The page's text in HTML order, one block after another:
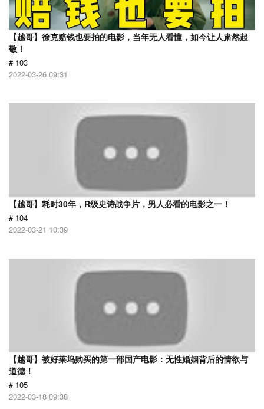
【越哥】徐克赔钱也要拍的电影，当年无人看懂，如今让人肃然起
敬！
# 103
2022-03-26 09:31
【越哥】耗时30年，R级史诗战争片，男人必看的电影之一！
# 104
2022-03-21 10:39
【越哥】被好莱坞购买的第一部国产电影：无性婚姻背后的情欲与
道德！
# 105
2022-03-18 09:38